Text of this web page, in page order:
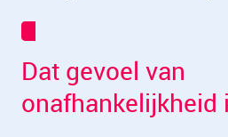
Dat gevoel van
onafhankelijkheid